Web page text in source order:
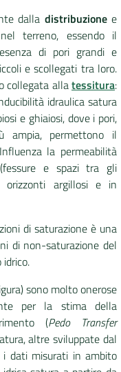
dalla distribuzione e
terreno, essendo il
di pori grandi e
e scollegati tra loro.
collegata allatessitura:
idraulica satura
e ghiaiosi, dove i pori,
ampia, permettono il
la permeabilità
e spazi tra gli
orizzonti argillosi e in
di saturazione è una
di non-saturazione del
sono molto onerose
per la stima della
(Pedo Transfer
altre sviluppate dal
i dati misurati in ambito